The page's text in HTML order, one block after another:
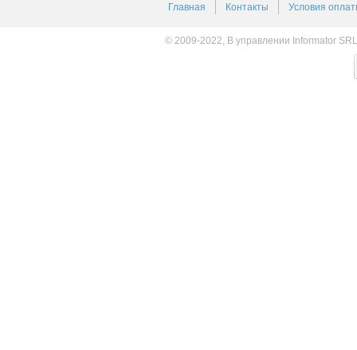
Главная Контакты Условия
© 2009-2022, В управлении Informator SRL